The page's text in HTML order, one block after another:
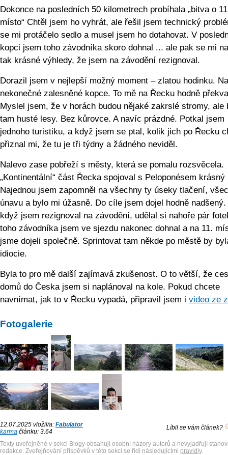
Dokonce na posledních 50 kilometrech probíhala „bitva o
místo“ Chtěl jsem ho vyhrát, ale řešil jsem technický
se mi protáčelo sedlo a musel jsem ho dotahovat. V
kopci jsem toho závodníka skoro dohnal ... ale pak se mi
tak krásné výhledy, že jsem na závodění rezignoval.
Dorazil jsem v nejlepší možný moment – zlatou hodinku.
nekonečné zalesněné kopce. To mě na Řecku hodně
Myslel jsem, že v horách budou nějaké zakrslé stromy, ale
tam husté lesy. Bez kůrovce. A navíc prázdné. Potkal jsem
jednoho turistiku, a když jsem se ptal, kolik jich po Řecku
přiznal mi, že tu je tři týdny a žádného neviděl.
Nalevo zase pobřeží s městy, která se pomalu rozsvěcela.
„Kontinentální“ část Řecka spojoval s Peloponésem krásný
Najednou jsem zapomněl na všechny ty úseky tlačení,
únavu a bylo mi úžasně. Do cíle jsem dojel hodně nadšený.
když jsem rezignoval na závodění, udělal si nahoře pár
toho závodníka jsem ve sjezdu nakonec dohnal a na 11.
jsme dojeli společně. Sprintovat tam někde po městě by
idiocie.
Byla to pro mě další zajímavá zkušenost. O to větší, že
domů do Česka jsem si naplánoval na kole. Pokud chcete
navnímat, jak to v Řecku vypadá, připravil jsem i video ze
Fotogalerie
12.07.2025 vložil/a: Fabulator
karma článku: 3.64
Líbil se vám článek?
Texty uveřejněné v sekci Blogy obsahují osobní názory autorů a nevyjadřují
redakce. Zveřejňování příspěvků v této sekci se řídí následujícími pravidly.